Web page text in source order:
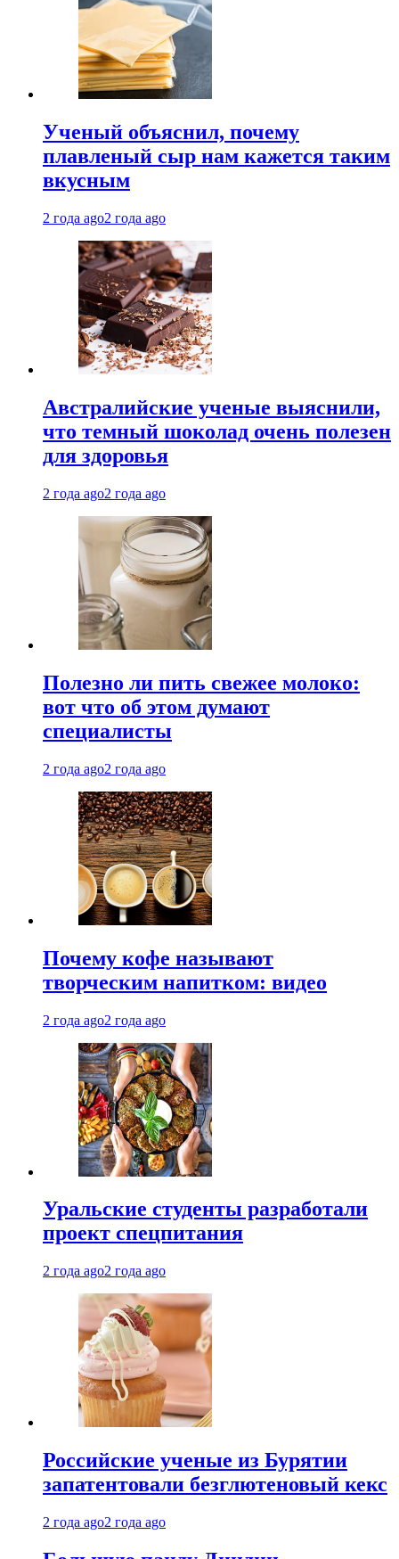
Ученый объяснил, почему
плавленый сыр нам кажется таким
вкусным
2 года ago2 года ago
Австралийские ученые выяснили,
что темный шоколад очень полезен
для здоровья
2 года ago2 года ago
Полезно ли пить свежее молоко:
вот что об этом думают
специалисты
2 года ago2 года ago
Почему кофе называют
творческим напитком: видео
2 года ago2 года ago
Уральские студенты разработали
проект спецпитания
2 года ago2 года ago
Российские ученые из Бурятии
запатентовали безглютеновый кекс
2 года ago2 года ago